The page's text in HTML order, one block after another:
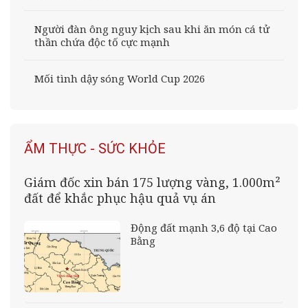
Người đàn ông nguy kịch sau khi ăn món cá tử
thần chứa độc tố cực mạnh
Mối tình dậy sóng World Cup 2026
ẨM THỰC - SỨC KHỎE
Giám đốc xin bán 175 lượng vàng, 1.000m²
đất để khắc phục hậu quả vụ án
Động đất mạnh 3,6 độ tại Cao
Bằng